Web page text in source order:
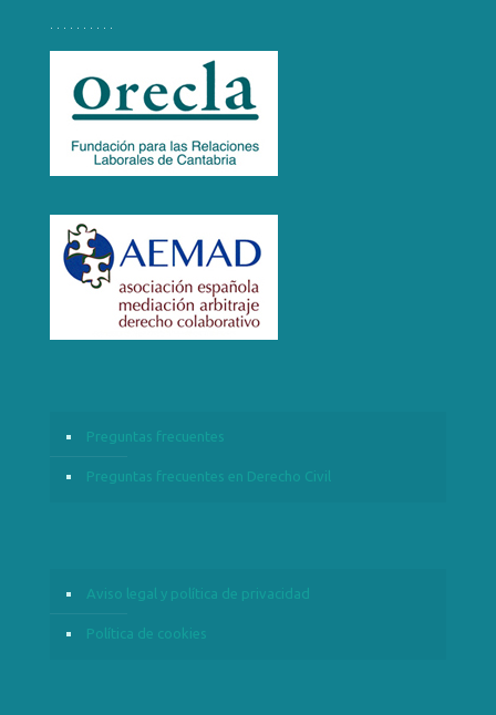
Preguntas frecuentes
Preguntas frecuentes en Derecho Civil
Aviso legal y política de privacidad
Política de cookies